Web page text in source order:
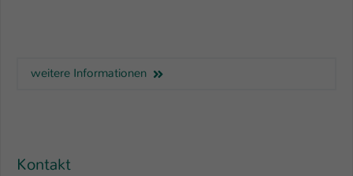
weitere Informationen
Kontakt